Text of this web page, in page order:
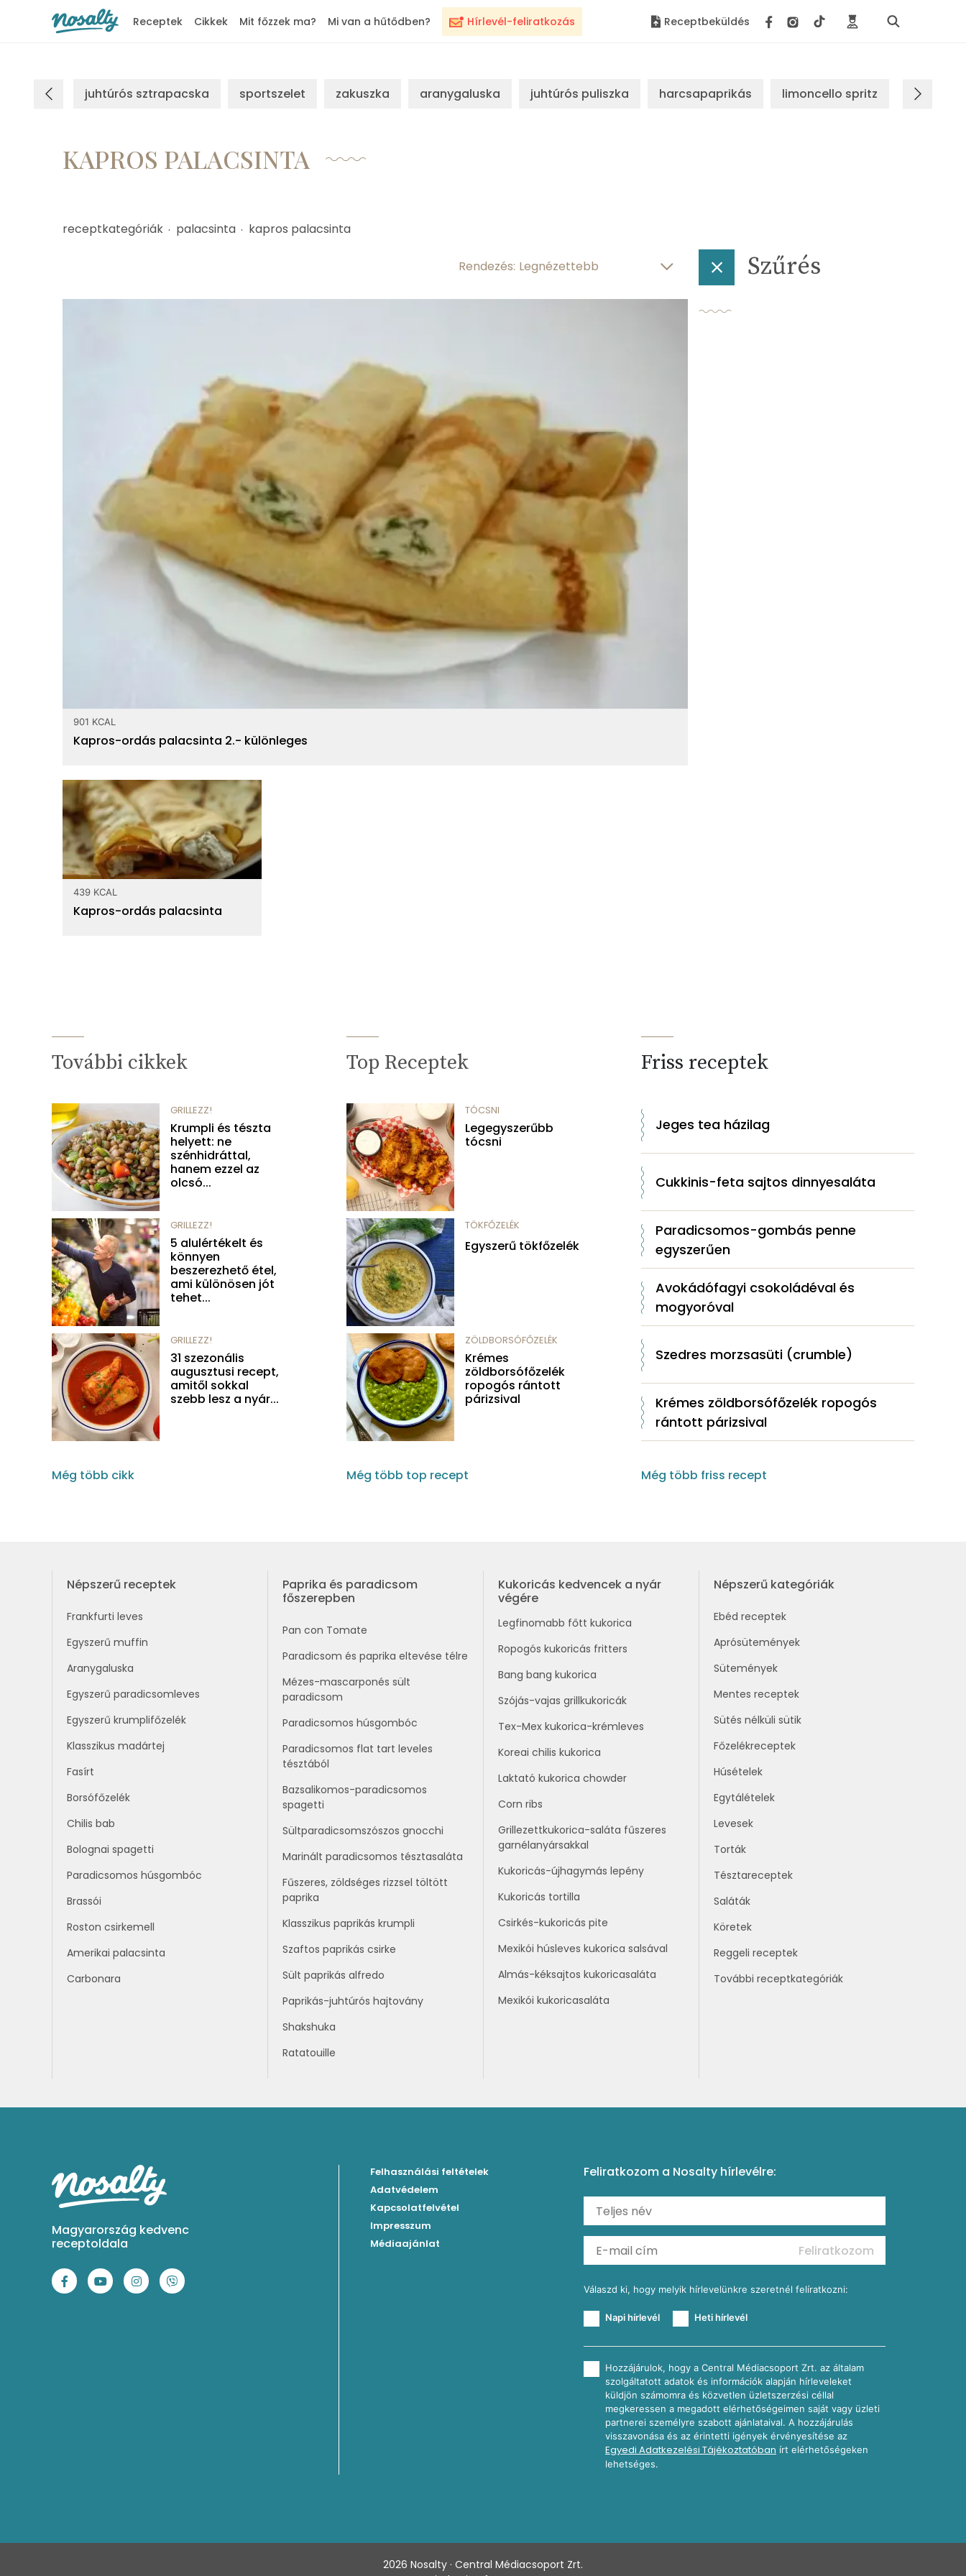
Hírlevél-feliratkozás
Receptek Cikkek Mit főzzek ma? Mi van a hűtődben? Receptbeküldés
juhtúrós sztrapacska sportszelet zakuszka aranygaluska juhtúrós puliszka harcsapaprikás limoncello spritz brassói
KAPROS PALACSINTA
receptkategóriák palacsinta kapros palacsinta
Rendezés: Szűrés
901 KCAL
Kapros-ordás palacsinta 2.- különleges
439 KCAL
Kapros-ordás palacsinta
További cikkek
GRILLEZZ!
Krumpli és tészta
helyett: ne
szénhidráttal,
hanem ezzel az
olcsó...
GRILLEZZ!
5 alulértékelt és
könnyen
beszerezhető étel,
ami különösen jót
tehet...
GRILLEZZ!
31 szezonális
augusztusi recept,
amitől sokkal
szebb lesz a nyár...
Még több cikk
Top Receptek
TÓCSNI
Legegyszerűbb
tócsni
TÖKFŐZELÉK
Egyszerű tökfőzelék
ZÖLDBORSÓFŐZELÉK
Krémes
zöldborsófőzelék
ropogós rántott
párizsival
Még több top recept
Friss receptek
Jeges tea házilag
Cukkinis-feta sajtos dinnyesaláta
Paradicsomos-gombás penne
egyszerűen
Avokádófagyi csokoládéval és
mogyoróval
Szedres morzsasüti (crumble)
Krémes zöldborsófőzelék ropogós
rántott párizsival
Még több friss recept
Népszerű receptek
Frankfurti leves
Egyszerű muffin
Aranygaluska
Egyszerű paradicsomleves
Egyszerű krumplifőzelék
Klasszikus madártej
Fasírt
Borsófőzelék
Chilis bab
Bolognai spagetti
Paradicsomos húsgombóc
Brassói
Roston csirkemell
Amerikai palacsinta
Carbonara
Paprika és paradicsom
főszerepben
Pan con Tomate
Paradicsom és paprika eltevése télre
Mézes-mascarponés sült
paradicsom
Paradicsomos húsgombóc
Paradicsomos flat tart leveles
tésztából
Bazsalikomos-paradicsomos
spagetti
Sültparadicsomszószos gnocchi
Marinált paradicsomos tésztasaláta
Fűszeres, zöldséges rizzsel töltött
paprika
Klasszikus paprikás krumpli
Szaftos paprikás csirke
Sült paprikás alfredo
Paprikás-juhtúrós hajtovány
Shakshuka
Ratatouille
Kukoricás kedvencek a nyár
végére
Legfinomabb főtt kukorica
Ropogós kukoricás fritters
Bang bang kukorica
Szójás-vajas grillkukoricák
Tex-Mex kukorica-krémleves
Koreai chilis kukorica
Laktató kukorica chowder
Corn ribs
Grillezettkukorica-saláta fűszeres
garnélanyársakkal
Kukoricás-újhagymás lepény
Kukoricás tortilla
Csirkés-kukoricás pite
Mexikói húsleves kukorica salsával
Almás-kéksajtos kukoricasaláta
Mexikói kukoricasaláta
Népszerű kategóriák
Ebéd receptek
Aprósütemények
Sütemények
Mentes receptek
Sütés nélküli sütik
Főzelékreceptek
Húsételek
Egytálételek
Levesek
Torták
Tésztareceptek
Saláták
Köretek
Reggeli receptek
További receptkategóriák
Magyarország kedvenc
receptoldala
Felhasználási feltételek
Adatvédelem
Kapcsolatfelvétel
Impresszum
Médiaajánlat
Feliratkozom a Nosalty hírlevélre:
Feliratkozom
Válaszd ki, hogy melyik hírlevelünkre szeretnél felíratkozni:
Napi hírlevél Heti hírlevél
Hozzájárulok, hogy a Central Médiacsoport Zrt. az általam
szolgáltatott adatok és információk alapján hírleveleket
küldjön számomra és közvetlen üzletszerzési céllal
megkeressen a megadott elérhetőségeimen saját vagy üzleti
partnerei személyre szabott ajánlataival. A hozzájárulás
visszavonása és az érintetti igények érvényesítése az
Egyedi Adatkezelési Tájékoztatóban írt elérhetőségeken
lehetséges.
2026 Nosalty · Central Médiacsoport Zrt.